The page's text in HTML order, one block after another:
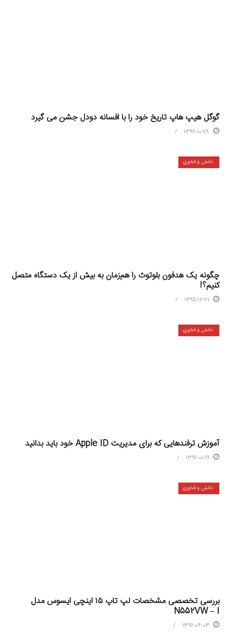
گوگل هیپ هاپ تاریخ خود را با افسانه دودل جشن می گیرد
1396-10-28
دانش و فناوری
چگونه یک هدفون بلوتوث را هم‌زمان به بیش از یک دستگاه متصل
کنیم؟!
1395-12-21
دانش و فناوری
آموزش ترفندهایی که برای مدیریت Apple ID خود باید بدانید
1396-01-19
دانش و فناوری
بررسی تخصصی مشخصات لپ تاپ ۱۵ اینچی ایسوس مدل
N552VW – I
1396-04-03